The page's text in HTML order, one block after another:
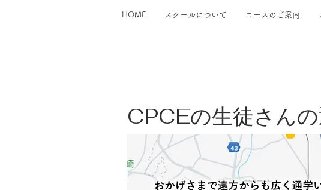
HOME スクールについて コースのご案内
CPCEの生徒さん